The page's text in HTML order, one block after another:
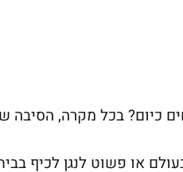
כיום? בכל מקרה, הסיבה
או פשוט לנגן לכיף